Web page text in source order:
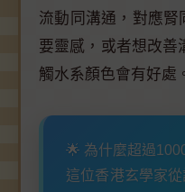
流動同溝通，對應腎
要靈感，或者想改善
觸水系顏色會有好處
🌟 為什麼超過
這位香港玄學家